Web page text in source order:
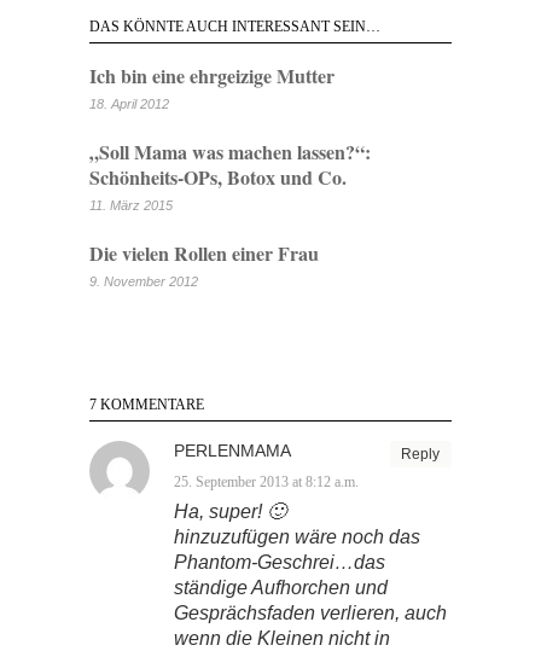
DAS KÖNNTE AUCH INTERESSANT SEIN…
Ich bin eine ehrgeizige Mutter
18. April 2012
„Soll Mama was machen lassen?“:
Schönheits-OPs, Botox und Co.
11. März 2015
Die vielen Rollen einer Frau
9. November 2012
7 KOMMENTARE
Reply
PERLENMAMA
25. September 2013 at 8:12 a.m.
Ha, super! 🙂
hinzuzufügen wäre noch das
Phantom-Geschrei…das
ständige Aufhorchen und
Gesprächsfaden verlieren, auch
wenn die Kleinen nicht in